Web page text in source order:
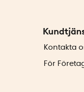
Kontakta
För